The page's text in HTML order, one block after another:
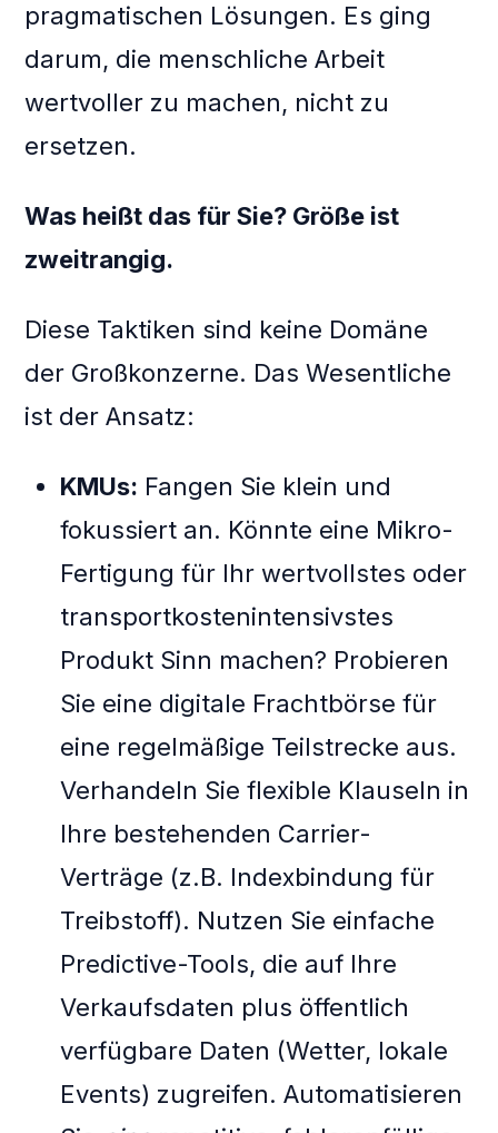
pragmatischen Lösungen. Es ging
darum, die menschliche Arbeit
wertvoller zu machen, nicht zu
ersetzen.
Was heißt das für Sie? Größe ist
zweitrangig.
Diese Taktiken sind keine Domäne
der Großkonzerne. Das Wesentliche
ist der Ansatz:
KMUs: Fangen Sie klein und
fokussiert an. Könnte eine Mikro-
Fertigung für Ihr wertvollstes oder
transportkostenintensivstes
Produkt Sinn machen? Probieren
Sie eine digitale Frachtbörse für
eine regelmäßige Teilstrecke aus.
Verhandeln Sie flexible Klauseln in
Ihre bestehenden Carrier-
Verträge (z.B. Indexbindung für
Treibstoff). Nutzen Sie einfache
Predictive-Tools, die auf Ihre
Verkaufsdaten plus öffentlich
verfügbare Daten (Wetter, lokale
Events) zugreifen. Automatisieren